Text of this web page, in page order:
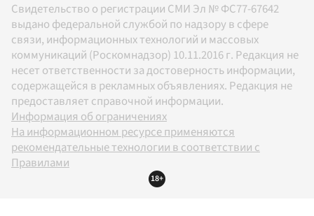
Свидетельство о регистрации СМИ Эл № ФС77-67642
выдано федеральной службой по надзору в сфере
связи, информационных технологий и массовых
коммуникаций (Роскомнадзор) 10.11.2016 г. Редакция не
несет ответственности за достоверность информации,
содержащейся в рекламных объявлениях. Редакция не
предоставляет справочной информации.
Информация об ограничениях
На информационном ресурсе применяются
рекомендательные технологии в соответствии с
Правилами
18+